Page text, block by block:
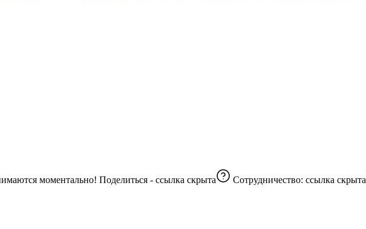
Подписаны 8 ваших контактов.. ⚡️Заявки принимаются моментально! Поделиться - ссылка скрыта Сотрудничество: ссылка скрыта